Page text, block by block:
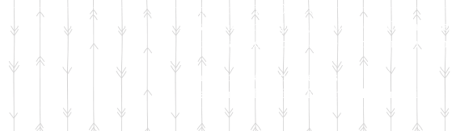
Pukul 11:00/12:00/13:00
Penasaran tentang bagaimana pengalaman
Yuk ikutan kelas belajar bersama dengan
*wajib melakukan reservasi
*silahkan hubungi staff kami jika Anda ingin